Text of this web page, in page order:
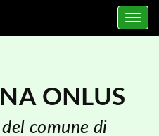
Toggle
ONLUS
comune di